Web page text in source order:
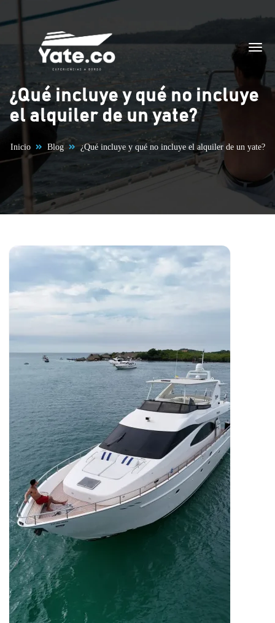
Saltar al contenido
¿Qué incluye y qué no incluye
el alquiler de un yate?
Inicio Blog ¿Qué incluye y qué no incluye el alquiler de un yate?